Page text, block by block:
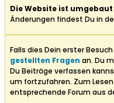
Die Website ist
Änderungen findest Du in
Falls dies Dein erster
gestellten Fragen an. Du
Du Beiträge verfassen
um fortzufahren. Zum
entsprechende Forum aus